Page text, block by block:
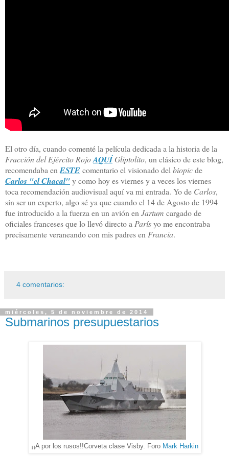
El otro día, cuando comenté la película dedicada a la historia de la
Fracción del Ejército RojoAQUÍ Gliptolito, un clásico de este blog,
recomendaba en ESTEcomentario el visionado del biopicde
Carlos "el Chacal"y como hoy es viernes y a veces los viernes
toca recomendación audiovisual aquí va mi entrada. Yo de Carlos,
sin ser un experto, algo sé ya que cuando el 14 de Agosto de 1994
fue introducido a la fuerza en un avión en Jartum cargado de
oficiales franceses que lo llevó directo a Parísyo me encontraba
precisamente veraneando con mis padres en Francia.
4 comentarios:
miércoles, 5 de noviembre de 2014
Submarinos presupuestarios
¡¡A por los rusos!!Corveta clase Visby. Foro Mark Harkin